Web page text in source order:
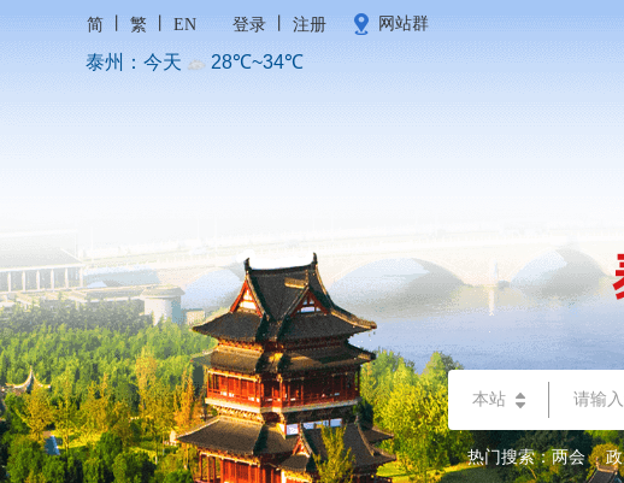
简 繁 EN 登录 注册 网站群
本站
热门搜索：两会